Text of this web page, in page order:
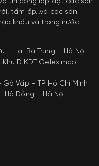
tấm ốp…và các sản
khẩu và trong nước
– Hai Bà Trưng – Hà Nội
Khu D KĐT Geleximco –
Gò Vấp – TP Hồ Chí Minh
Hà Đông – Hà Nội